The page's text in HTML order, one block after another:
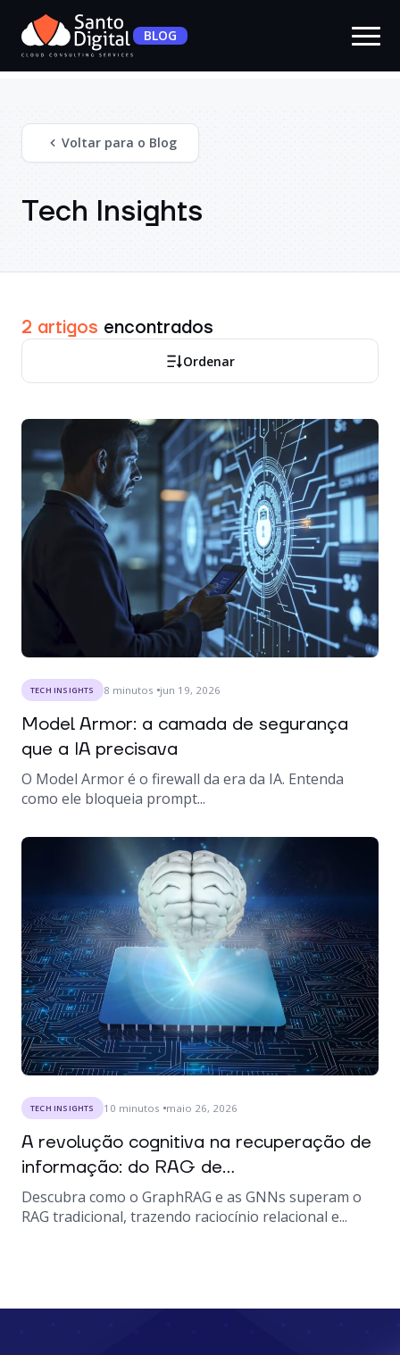
BLOG
Voltar para o Blog
Tech Insights
2 artigos encontrados
Ordenar
TECH INSIGHTS 8 minutos jun 19, 2026
Model Armor: a camada de segurança
que a IA precisava
O Model Armor é o firewall da era da IA. Entenda
como ele bloqueia prompt...
TECH INSIGHTS 10 minutos maio 26, 2026
A revolução cognitiva na recuperação de
informação: do RAG de...
Descubra como o GraphRAG e as GNNs superam o
RAG tradicional, trazendo raciocínio relacional e...